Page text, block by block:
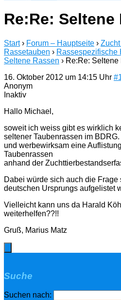
Re:Re: Seltene
Start › Forum – Hauptseite ›
Rassetauben › Rassespezifische
Seltene Rassen › Re:Re: Seltene
16. Oktober 2012 um 14:15 Uhr
Anonym
Inaktiv
Hallo Michael,
soweit ich weiss gibt es wirklich
seltener Taubenrassen im
und werbewirksam eine
Taubenrassen
anhand der
Dabei würde sich auch die
deutschen Ursprungs aufgelistet
Vielleicht kann uns da Harald
weiterhelfen??!!
Gruß, Marius Matz
Suche
Suchen nach: